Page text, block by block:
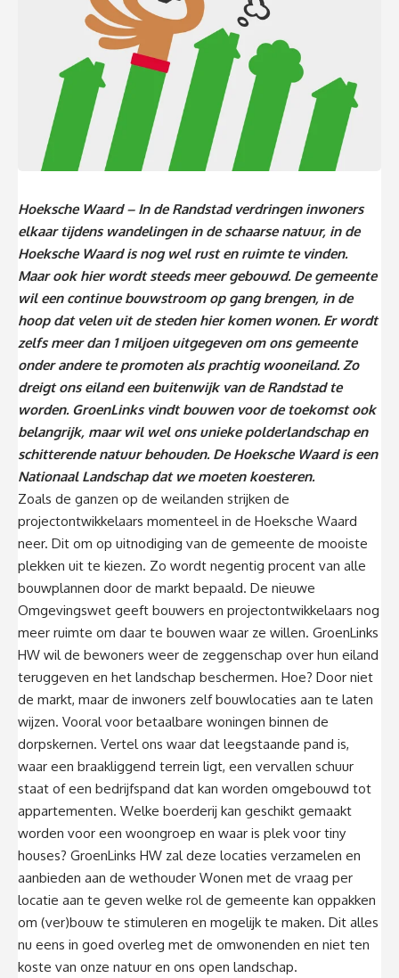
Hoeksche Waard – In de Randstad verdringen inwoners
elkaar tijdens wandelingen in de schaarse natuur, in de
Hoeksche Waard is nog wel rust en ruimte te vinden.
Maar ook hier wordt steeds meer gebouwd. De gemeente
wil een continue bouwstroom op gang brengen, in de
hoop dat velen uit de steden hier komen wonen. Er wordt
zelfs meer dan 1 miljoen uitgegeven om ons gemeente
onder andere te promoten als prachtig wooneiland. Zo
dreigt ons eiland een buitenwijk van de Randstad te
worden. GroenLinks vindt bouwen voor de toekomst ook
belangrijk, maar wil wel ons unieke polderlandschap en
schitterende natuur behouden. De Hoeksche Waard is een
Nationaal Landschap dat we moeten koesteren.
Zoals de ganzen op de weilanden strijken de
projectontwikkelaars momenteel in de Hoeksche Waard
neer. Dit om op uitnodiging van de gemeente de mooiste
plekken uit te kiezen. Zo wordt negentig procent van alle
bouwplannen door de markt bepaald. De nieuwe
Omgevingswet geeft bouwers en projectontwikkelaars nog
meer ruimte om daar te bouwen waar ze willen. GroenLinks
HW wil de bewoners weer de zeggenschap over hun eiland
teruggeven en het landschap beschermen. Hoe? Door niet
de markt, maar de inwoners zelf bouwlocaties aan te laten
wijzen. Vooral voor betaalbare woningen binnen de
dorpskernen. Vertel ons waar dat leegstaande pand is,
waar een braakliggend terrein ligt, een vervallen schuur
staat of een bedrijfspand dat kan worden omgebouwd tot
appartementen. Welke boerderij kan geschikt gemaakt
worden voor een woongroep en waar is plek voor tiny
houses? GroenLinks HW zal deze locaties verzamelen en
aanbieden aan de wethouder Wonen met de vraag per
locatie aan te geven welke rol de gemeente kan oppakken
om (ver)bouw te stimuleren en mogelijk te maken. Dit alles
nu eens in goed overleg met de omwonenden en niet ten
koste van onze natuur en ons open landschap.